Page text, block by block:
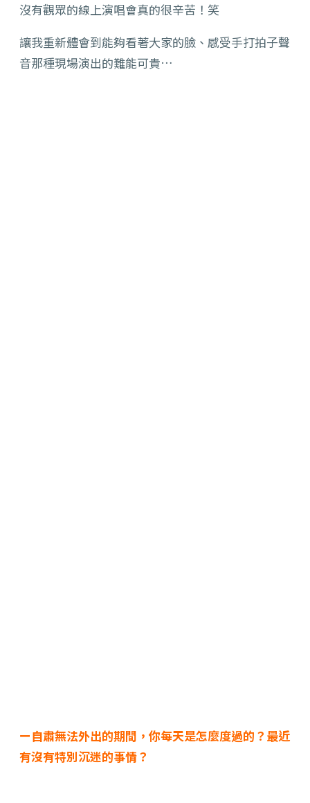
沒有觀眾的線上演唱會真的很辛苦！笑
讓我重新體會到能夠看著大家的臉、感受手打拍子聲
音那種現場演出的難能可貴…
ー自肅無法外出的期間，你每天是怎麼度過的？最近
有沒有特別沉迷的事情？